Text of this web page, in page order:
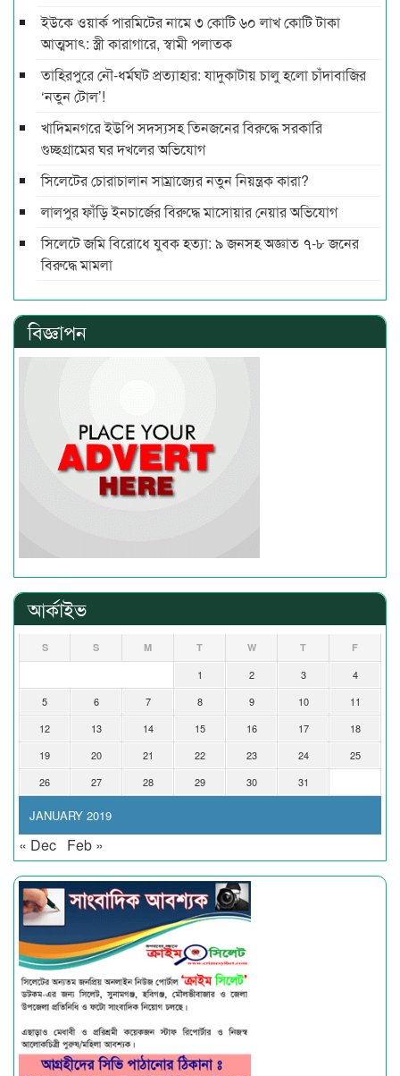
ইউকে ওয়ার্ক পারমিটের নামে ৩ কোটি ৬০ লাখ কোটি টাকা
আত্মসাৎ: স্ত্রী কারাগারে, স্বামী পলাতক
তাহিরপুরে নৌ-ধর্মঘট প্রত্যাহার: যাদুকাটায় চালু হলো চাঁদাবাজির
‘নতুন টোল’!
খাদিমনগরে ইউপি সদস্যসহ তিনজনের বিরুদ্ধে সরকারি
গুচ্ছগ্রামের ঘর দখলের অভিযোগ
সিলেটের চোরাচালান সাম্রাজ্যের নতুন নিয়ন্ত্রক কারা?
লালপুর ফাঁড়ি ইনচার্জের বিরুদ্ধে মাসোয়ার নেয়ার অভিযোগ
সিলেটে জমি বিরোধে যুবক হত্যা: ৯ জনসহ অজ্ঞাত ৭-৮ জনের
বিরুদ্ধে মামলা
বিজ্ঞাপন
আর্কাইভ
JANUARY 2019
S S M T W T F
1 2 3
4
5
6 7 8 9 10
11
12
13 14 15 16 17
18
19
20 21 22 23 24
25
26
27 28 29 30 31
« Dec Feb »